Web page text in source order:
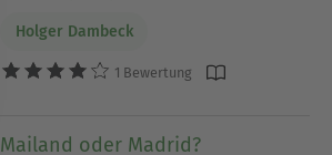
Holger Dambeck
1 Bewertung
Mailand oder Madrid?